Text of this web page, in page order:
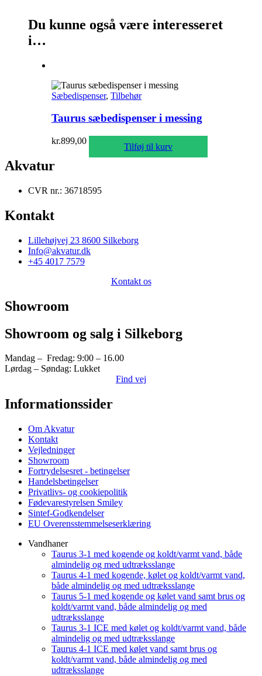
Du kunne også være interesseret
i…
Sæbedispenser, Tilbehør
Taurus sæbedispenser i messing
kr.899,00
Tilføj til kurv
Akvatur
CVR nr.: 36718595
Kontakt
Lillehøjvej 23 8600 Silkeborg
Info@akvatur.dk
+45 4017 7579
Kontakt os
Showroom
Showroom og salg i Silkeborg
Mandag – Fredag: 9:00 – 16.00
Lørdag – Søndag: Lukket
Find vej
Informationssider
Om Akvatur
Kontakt
Vejledninger
Showroom
Fortrydelsesret - betingelser
Handelsbetingelser
Privatlivs- og cookiepolitik
Fødevarestyrelsen Smiley
Sintef-Godkendelser
EU Overensstemmelseserklæring
Vandhaner
Taurus 3-1 med kogende og koldt/varmt vand, både
almindelig og med udtræksslange
Taurus 4-1 med kogende, kølet og koldt/varmt vand,
både almindelig og med udtræksslange
Taurus 5-1 med kogende og kølet vand samt brus og
koldt/varmt vand, både almindelig og med
udtræksslange
Taurus 3-1 ICE med kølet og koldt/varmt vand, både
almindelig og med udtræksslange
Taurus 4-1 ICE med kølet vand samt brus og
koldt/varmt vand, både almindelig og med
udtræksslange